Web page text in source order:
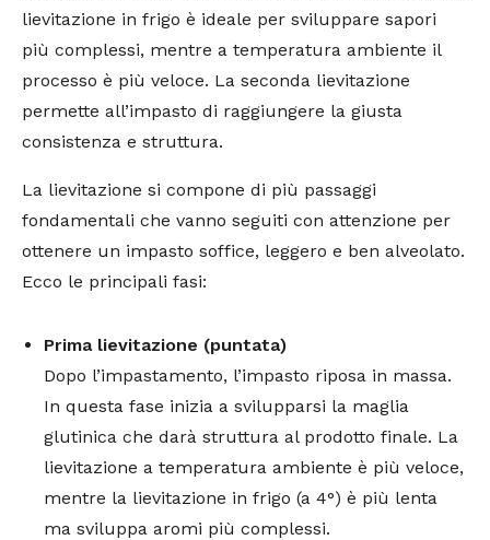
lievitazione in frigo è ideale per sviluppare sapori
più complessi, mentre a temperatura ambiente il
processo è più veloce. La seconda lievitazione
permette all’impasto di raggiungere la giusta
consistenza e struttura.
La lievitazione si compone di più passaggi
fondamentali che vanno seguiti con attenzione per
ottenere un impasto soffice, leggero e ben alveolato.
Ecco le principali fasi:
Prima lievitazione (puntata)
Dopo l’impastamento, l’impasto riposa in massa.
In questa fase inizia a svilupparsi la maglia
glutinica che darà struttura al prodotto finale. La
lievitazione a temperatura ambiente è più veloce,
mentre la lievitazione in frigo (a 4°) è più lenta
ma sviluppa aromi più complessi.